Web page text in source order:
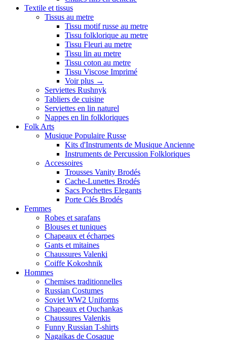
Textile et tissus
Tissus au metre
Tissu motif russe au metre
Tissu folklorique au metre
Tissu Fleuri au metre
Tissu lin au metre
Tissu coton au metre
Tissu Viscose Imprimé
Voir plus →
Serviettes Rushnyk
Tabliers de cuisine
Serviettes en lin naturel
Nappes en lin folkloriques
Folk Arts
Musique Populaire Russe
Kits d'Instruments de Musique Ancienne
Instruments de Percussion Folkloriques
Accessoires
Trousses Vanity Brodés
Cache-Lunettes Brodés
Sacs Pochettes Elegants
Porte Clés Brodés
Femmes
Robes et sarafans
Blouses et tuniques
Chapeaux et écharpes
Gants et mitaines
Chaussures Valenki
Coiffe Kokoshnik
Hommes
Chemises traditionnelles
Russian Costumes
Soviet WW2 Uniforms
Chapeaux et Ouchankas
Chaussures Valenkis
Funny Russian T-shirts
Nagaikas de Cosaque